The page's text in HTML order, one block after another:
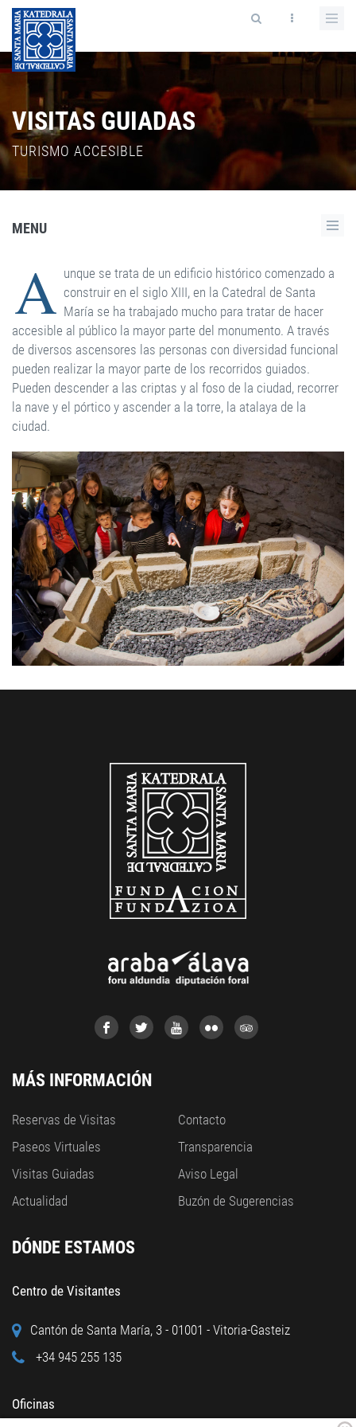
VISITAS GUIADAS
TURISMO ACCESIBLE
MENU
A unque se trata de un edificio histórico comenzado a
construir en el siglo XIII, en la Catedral de Santa
María se ha trabajado mucho para tratar de hacer
accesible al público la mayor parte del monumento. A través
de diversos ascensores las personas con diversidad funcional
pueden realizar la mayor parte de los recorridos guiados.
Pueden descender a las criptas y al foso de la ciudad, recorrer
la nave y el pórtico y ascender a la torre, la atalaya de la
ciudad.
MÁS INFORMACIÓN
Reservas de Visitas
Paseos Virtuales
Visitas Guiadas
Actualidad
Contacto
Transparencia
Aviso Legal
Buzón de Sugerencias
DÓNDE ESTAMOS
Centro de Visitantes
Cantón de Santa María, 3 - 01001 - Vitoria-Gasteiz
+34 945 255 135
Oficinas